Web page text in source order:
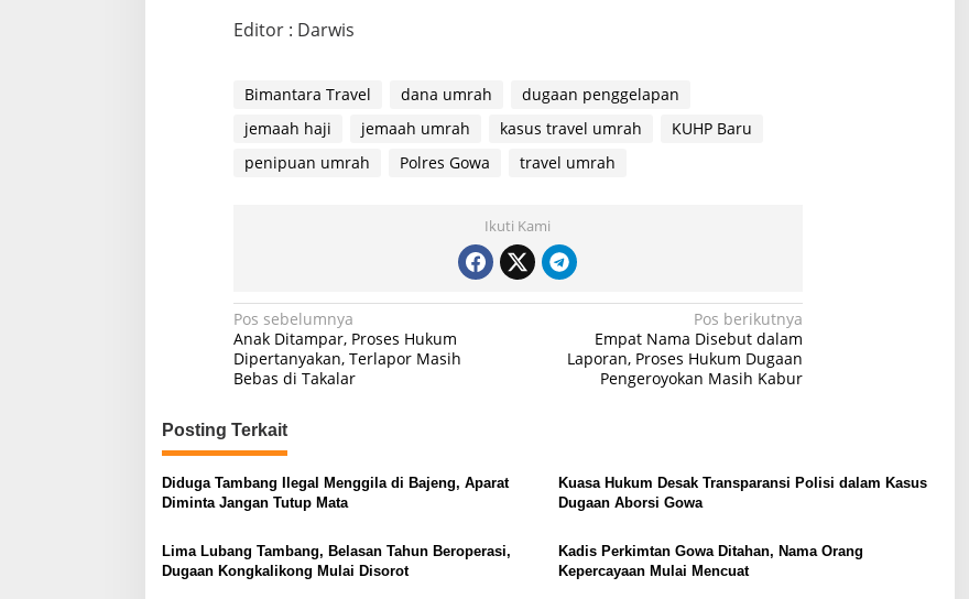
Editor : Darwis
Bimantara Travel dana umrah
dugaan penggelapan
jemaah haji
jemaah umrah kasus travel umrah
KUHP Baru
penipuan umrah
Polres Gowa travel umrah
Ikuti Kami
N
a
v
i
g
a
s
i
p
Pos sebelumnya
Anak Ditampar, Proses Hukum
Dipertanyakan, Terlapor Masih
Bebas di Takalar
Pos berikutnya
Empat Nama Disebut dalam
Laporan, Proses Hukum Dugaan
Pengeroyokan Masih Kabur
Posting Terkait
Diduga Tambang Ilegal Menggila di Bajeng, Aparat
Diminta Jangan Tutup Mata
Kuasa Hukum Desak Transparansi Polisi dalam Kasus
Dugaan Aborsi Gowa
Lima Lubang Tambang, Belasan Tahun Beroperasi,
Dugaan Kongkalikong Mulai Disorot
Kadis Perkimtan Gowa Ditahan, Nama Orang
Kepercayaan Mulai Mencuat